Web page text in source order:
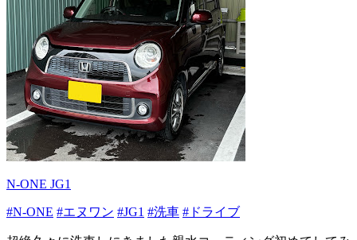
N-ONE JG1
#N-ONE #エヌワン #JG1 #洗車 #ドライブ